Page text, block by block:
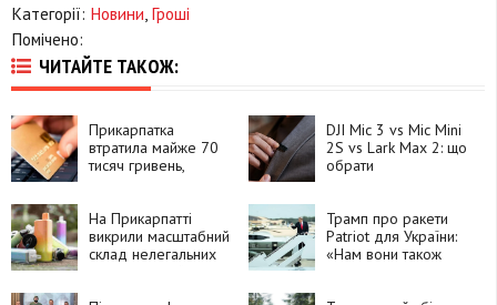
Категорії: Новини Гроші
Помічено:
ЧИТАЙТЕ ТАКОЖ:
Прикарпатка
втратила майже 70
тисяч гривень,
Мальту
DJI Mic 3 vs Mic Mini
2S vs Lark Max 2: що
обрати
На Прикарпатті
викрили масштабний
склад нелегальних
Трамп про ракети
Patriot для України:
«Нам вони також